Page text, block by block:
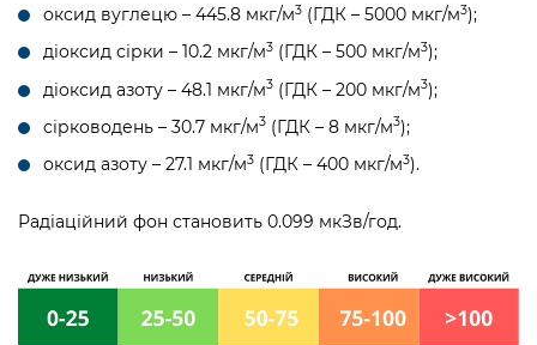
оксид вуглецю – 445.8 мкг/м3 (ГДК – 5000 мкг/м3);
діоксид сірки – 10.2 мкг/м3 (ГДК – 500 мкг/м3);
діоксид азоту – 48.1 мкг/м3 (ГДК – 200 мкг/м3);
сірководень – 30.7 мкг/м3 (ГДК – 8 мкг/м3);
оксид азоту – 27.1 мкг/м3 (ГДК – 400 мкг/м3).
Радіаційний фон становить 0.099 мкЗв/год.